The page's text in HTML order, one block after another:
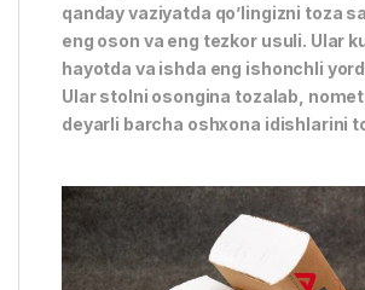
qanday vaziyatda qo’lingizni toza
eng oson va eng tezkor usuli. Ular
hayotda va ishda eng ishonchli
Ular stolni osongina tozalab,
deyarli barcha oshxona idishlarini